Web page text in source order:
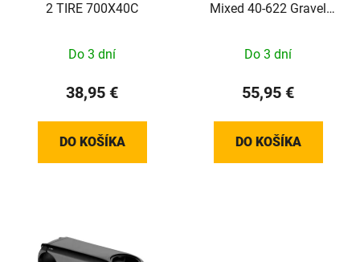
2 TIRE 700X40C
Do 3 dní
38,95 €
DO KOŠÍKA
Mixed 40-622 Gravel
Do 3 dní
55,95 €
DO KOŠÍKA